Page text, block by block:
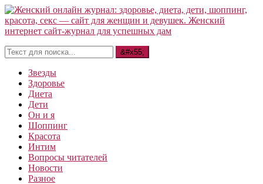
Звезды
Здоровье
Диета
Дети
Он и я
Шоппинг
Красота
Интим
Вопросы читателей
Новости
Разное